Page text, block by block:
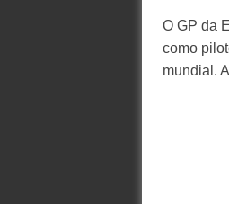
O GP da
como
mundial.